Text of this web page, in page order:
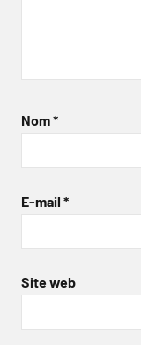
Nom*
E-mail *
Site web